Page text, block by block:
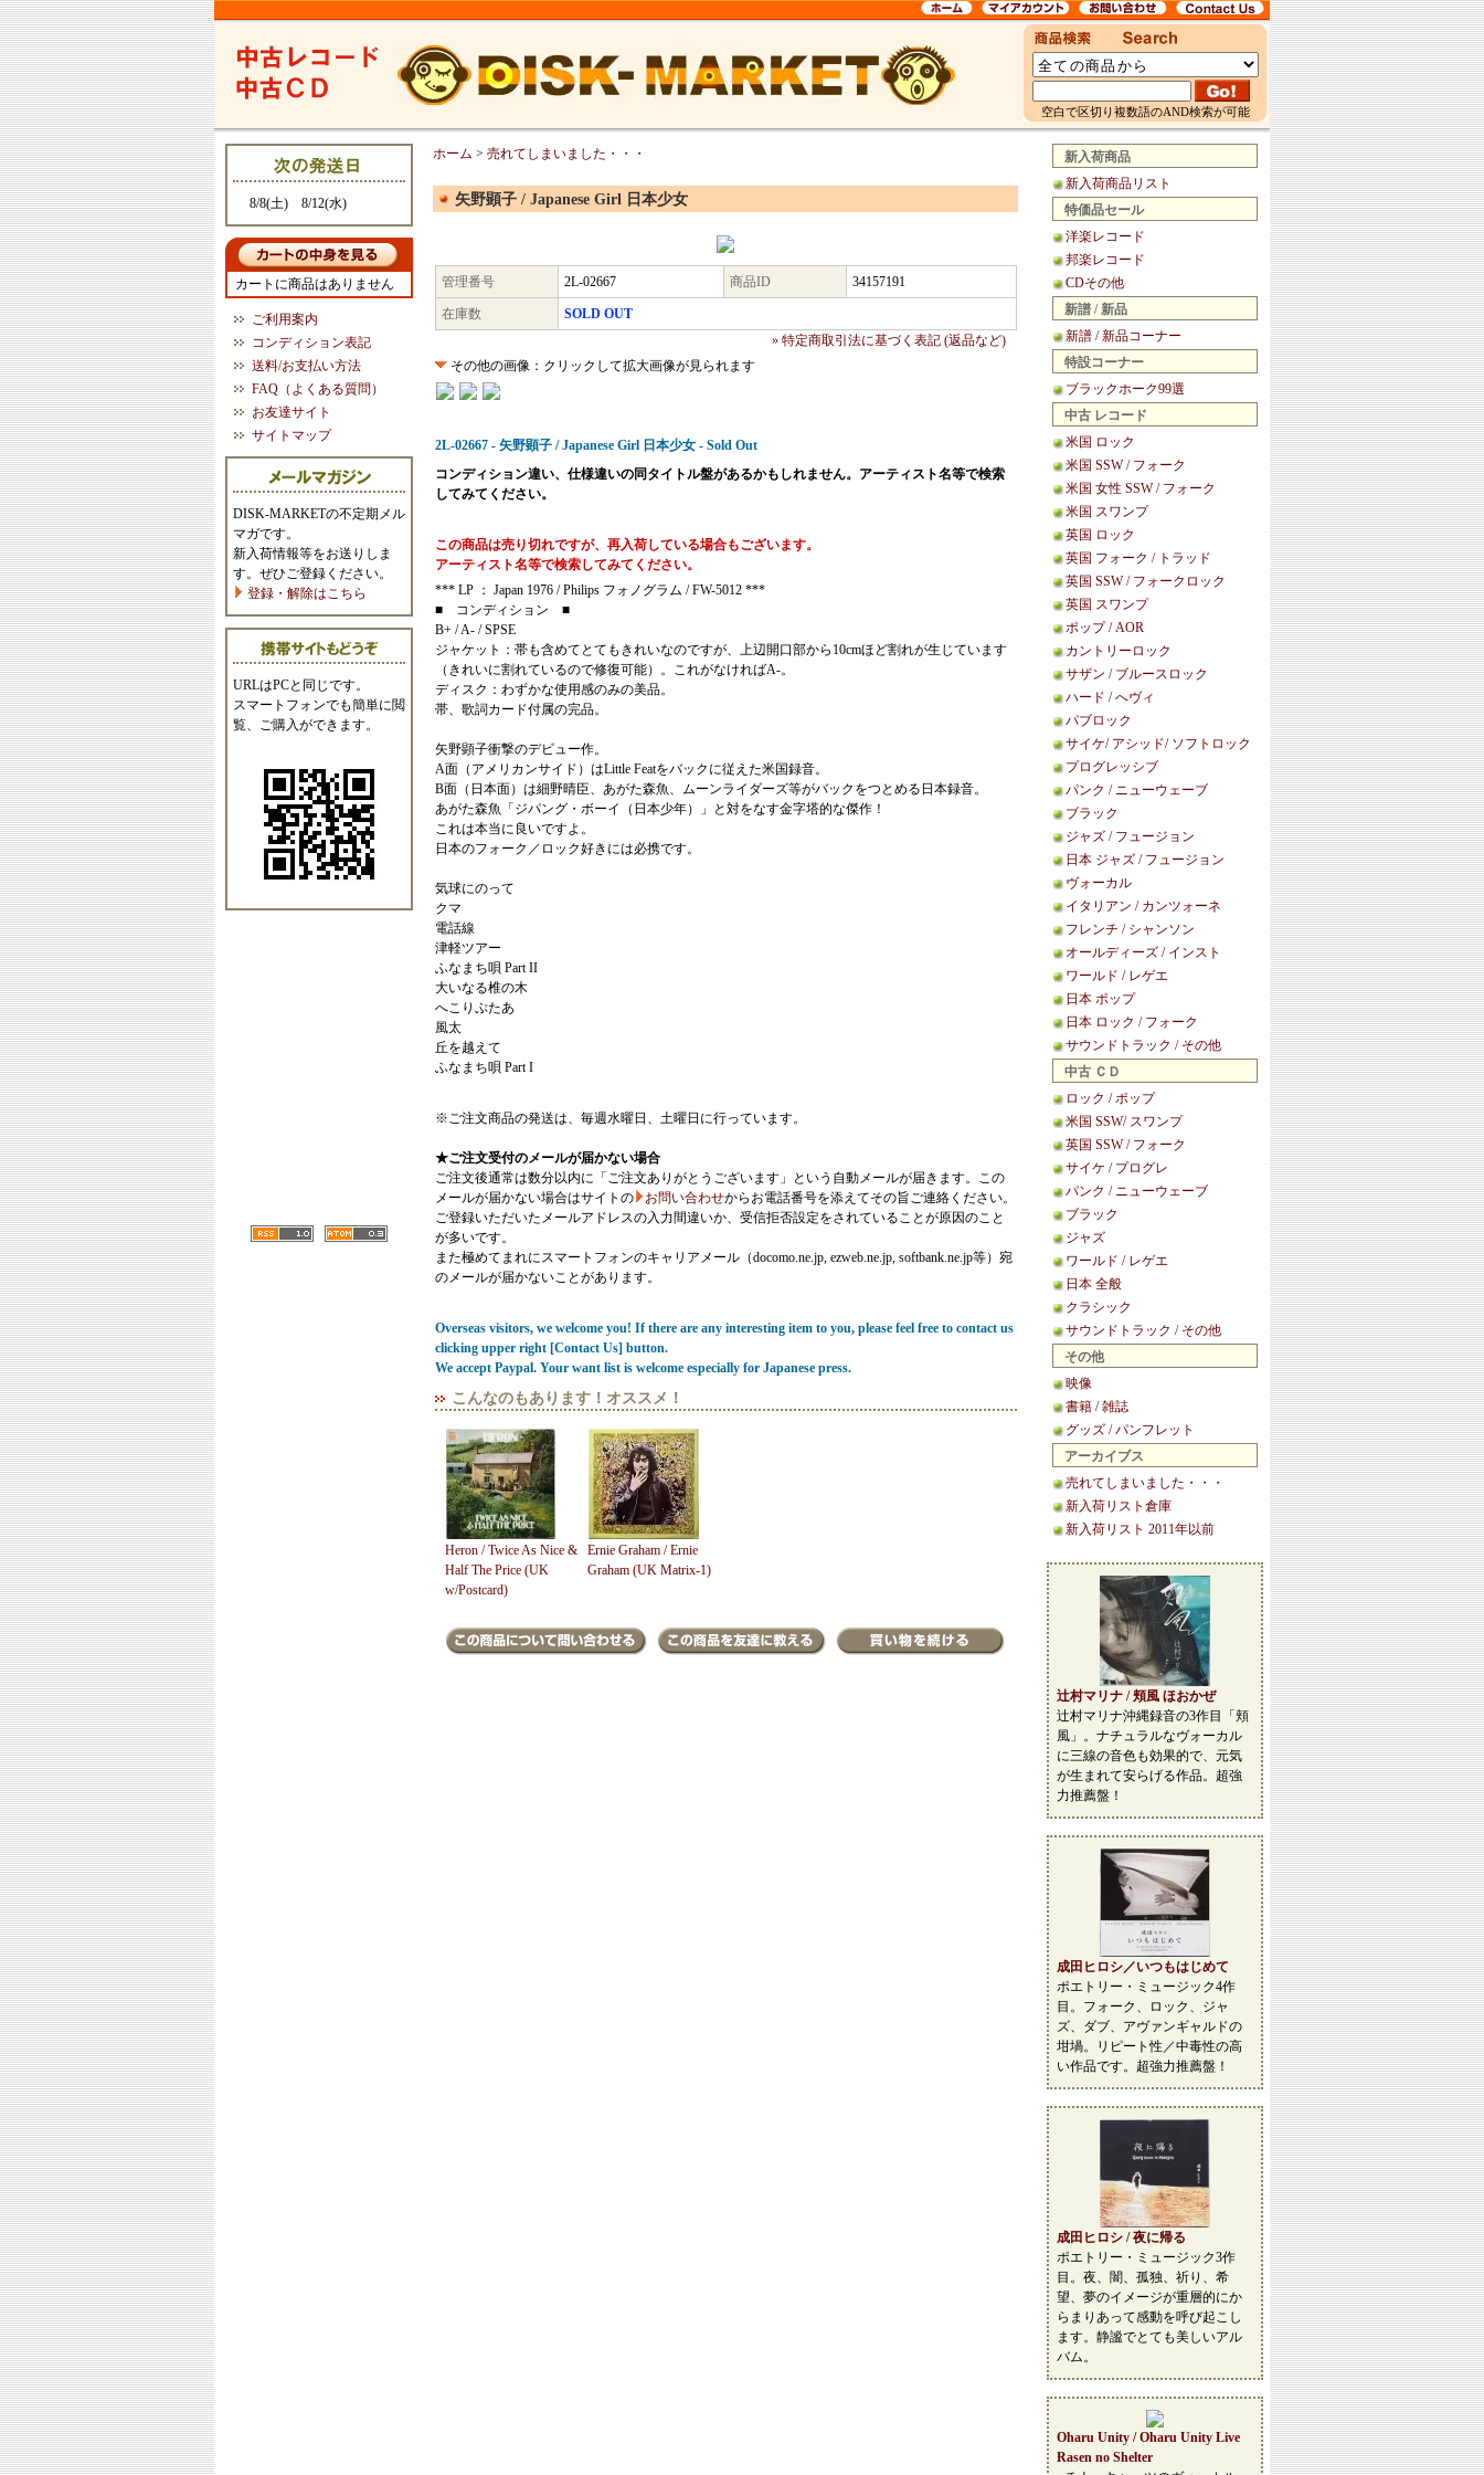
空白で区切り複数語のAND検索が可能
8/8(土) 8/12(水)
カートに商品はありません
ご利用案内
コンディション表記
送料/お支払い方法
FAQ（よくある質問）
お友達サイト
サイトマップ
DISK-MARKETの不定期メル
マガです。
新入荷情報等をお送りしま
す。ぜひご登録ください。
登録・解除はこちら
URLはPCと同じです。
スマートフォンでも簡単に閲
覧、ご購入ができます。
新入荷商品
新入荷商品リスト
特価品セール
洋楽レコード
邦楽レコード
CDその他
新譜 / 新品
新譜 / 新品コーナー
特設コーナー
ブラックホーク99選
中古 レコード
米国 ロック
米国 SSW / フォーク
米国 女性 SSW / フォーク
米国 スワンプ
英国 ロック
英国 フォーク / トラッド
英国 SSW / フォークロック
英国 スワンプ
ポップ / AOR
カントリーロック
サザン / ブルースロック
ハード / へヴィ
パブロック
サイケ/ アシッド/ ソフトロック
プログレッシブ
パンク / ニューウェーブ
ブラック
ジャズ / フュージョン
日本 ジャズ / フュージョン
ヴォーカル
イタリアン / カンツォーネ
フレンチ / シャンソン
オールディーズ / インスト
ワールド / レゲエ
日本 ポップ
日本 ロック / フォーク
サウンドトラック / その他
中古 ＣＤ
ロック / ポップ
米国 SSW/ スワンプ
英国 SSW / フォーク
サイケ / プログレ
パンク / ニューウェーブ
ブラック
ジャズ
ワールド / レゲエ
日本 全般
クラシック
サウンドトラック / その他
その他
映像
書籍 / 雑誌
グッズ / パンフレット
アーカイブス
売れてしまいました・・・
新入荷リスト倉庫
新入荷リスト 2011年以前
辻村マリナ / 頬風 ほおかぜ
辻村マリナ沖縄録音の3作目「頬
風」。ナチュラルなヴォーカル
に三線の音色も効果的で、元気
が生まれて安らげる作品。超強
力推薦盤！
成田ヒロシ／いつもはじめて
ポエトリー・ミュージック4作
目。フォーク、ロック、ジャ
ズ、ダブ、アヴァンギャルドの
坩堝。リピート性／中毒性の高
い作品です。超強力推薦盤！
成田ヒロシ / 夜に帰る
ポエトリー・ミュージック3作
目。夜、闇、孤独、祈り、希
望、夢のイメージが重層的にか
らまりあって感動を呼び起こし
ます。静謐でとても美しいアル
バム。
Oharu Unity / Oharu Unity Live
Rasen no Shelter
ホーム > 売れてしまいました・・・
矢野顕子 / Japanese Girl 日本少女
管理番号 2L-02667 商品ID 34157191
在庫数
SOLD OUT
» 特定商取引法に基づく表記 (返品など)
その他の画像：クリックして拡大画像が見られます
2L-02667 - 矢野顕子 / Japanese Girl 日本少女 - Sold Out
コンディション違い、仕様違いの同タイトル盤があるかもしれません。アーティスト名等で検索
してみてください。
この商品は売り切れですが、再入荷している場合もございます。
アーティスト名等で検索してみてください。
*** LP ： Japan 1976 / Philips フォノグラム / FW-5012 ***
■ コンディション ■
B+ / A- / SPSE
ジャケット：帯も含めてとてもきれいなのですが、上辺開口部から10cmほど割れが生じています
（きれいに割れているので修復可能）。これがなければA-。
ディスク：わずかな使用感のみの美品。
帯、歌詞カード付属の完品。
矢野顕子衝撃のデビュー作。
A面（アメリカンサイド）はLittle Featをバックに従えた米国録音。
B面（日本面）は細野晴臣、あがた森魚、ムーンライダーズ等がバックをつとめる日本録音。
あがた森魚「ジパング・ボーイ（日本少年）」と対をなす金字塔的な傑作！
これは本当に良いですよ。
日本のフォーク／ロック好きには必携です。
気球にのって
クマ
電話線
津軽ツアー
ふなまち唄 Part II
大いなる椎の木
へこりぷたあ
風太
丘を越えて
ふなまち唄 Part I
※ご注文商品の発送は、毎週水曜日、土曜日に行っています。
★ご注文受付のメールが届かない場合
ご注文後通常は数分以内に「ご注文ありがとうございます」という自動メールが届きます。この
メールが届かない場合はサイトの
お問い合わせからお電話番号を添えてその旨ご連絡ください。
ご登録いただいたメールアドレスの入力間違いか、受信拒否設定をされていることが原因のこと
が多いです。
また極めてまれにスマートフォンのキャリアメール（docomo.ne.jp, ezweb.ne.jp, softbank.ne.jp等）宛
のメールが届かないことがあります。
Overseas visitors, we welcome you! If there are any interesting item to you, please feel free to contact us
clicking upper right [Contact Us] button.
We accept Paypal. Your want list is welcome especially for Japanese press.
こんなのもあります！オススメ！
Heron / Twice As Nice &
Half The Price (UK
w/Postcard)
Ernie Graham / Ernie
Graham (UK Matrix-1)